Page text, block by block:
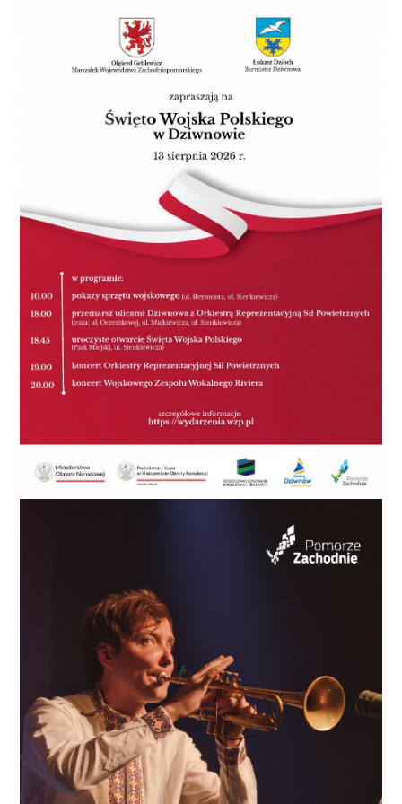
zobaczenia przed wyborczymi urnami – dodał
Jedliński. - Wyniki potwierdzają, że w walce o
stanowisko prezydenta tak na prawdę liczyć się
będzie tylko dwóch kandydatów – twierdzi Artur
Wezgraj, lider Lepszego Koszalina i główny
kontrkandydat Jedlińskiego do fotela prezydenta
miasta. – To co mnie zaskoczyło, to bardzo dobry
wynik pani Mętlewicz. Jak na osobę , która jeszcze nie
potwierdziła swojej kandydatury do walki o
sprawowanie władzy w Koszalinie, to zyskała poparcie
bardzo wielu koszalinian. Co do szacowanego
układu sił w radzie mogę tylko powiedzieć, że jeśli
koalicja będzie potrzebna, to już dziś deklaruję wolę
współpracy. Będziemy otwarci. Celem Lepszego
Koszalina jest działanie na rzecz mieszkańców i
rozwoju miasta. Jeśli tylko będzie możliwe
współdziałanie dla dobra Koszalina, to na pewno taką
koalicję zawiążemy – deklaruje obecny kanclerz
decyzji o mojej kandydaturze, a już udało mi się
uzyskać tak dobry wynik – cieszy się Mętlewicz z PiS
w Koszalinie. - Dziwią mnie tak wysokie noty
aktualnego prezydenta, Piotra Jedlińskiego.
Spotykając się z ludźmi w Koszalinie co rusz słyszę
bardzo dużo głosów, które są zdecydowanie
przeciwne działaniom obecnej władzy. Zastanawiam
się także nad tym, czy grupa ponad pięciuset osób
jest rzeczywiście reprezentatywna? Według mnie
wystarczyło ankietę przeprowadzić na którejś z
koszalińskich uczelni, co nie koniecznie musi
oddawać rzeczywiste nastroje wśród koszalinian.
Natomiast poparcie dla Artura Wezgraja i Adama
Ostaszwskiego według mnie wypada bardzo słabo.
Trzeba pamiętać, że obydwaj panowie prowadzą
kampanię wyborczą już od zeszłego roku. Nie